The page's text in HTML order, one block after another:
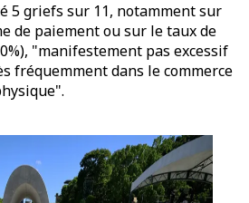
5 griefs sur 11, notamment sur
de paiement ou sur le taux de
"manifestement pas excessif
fréquemment dans le commerce